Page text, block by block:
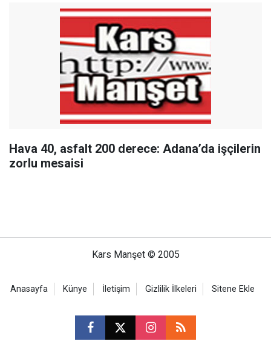
Hava 40, asfalt 200 derece: Adana’da işçilerin
zorlu mesaisi
Kars Manşet © 2005
Anasayfa Künye İletişim Gizlilik İlkeleri Sitene Ekle